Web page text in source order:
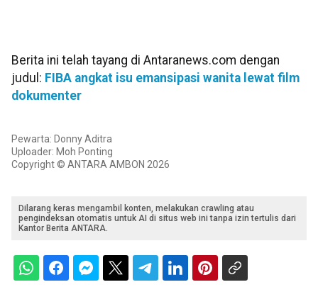
Berita ini telah tayang di Antaranews.com dengan
judul: FIBA angkat isu emansipasi wanita lewat film
dokumenter
Pewarta: Donny Aditra
Uploader: Moh Ponting
Copyright © ANTARA AMBON 2026
Dilarang keras mengambil konten, melakukan crawling atau
pengindeksan otomatis untuk AI di situs web ini tanpa izin tertulis dari
Kantor Berita ANTARA.